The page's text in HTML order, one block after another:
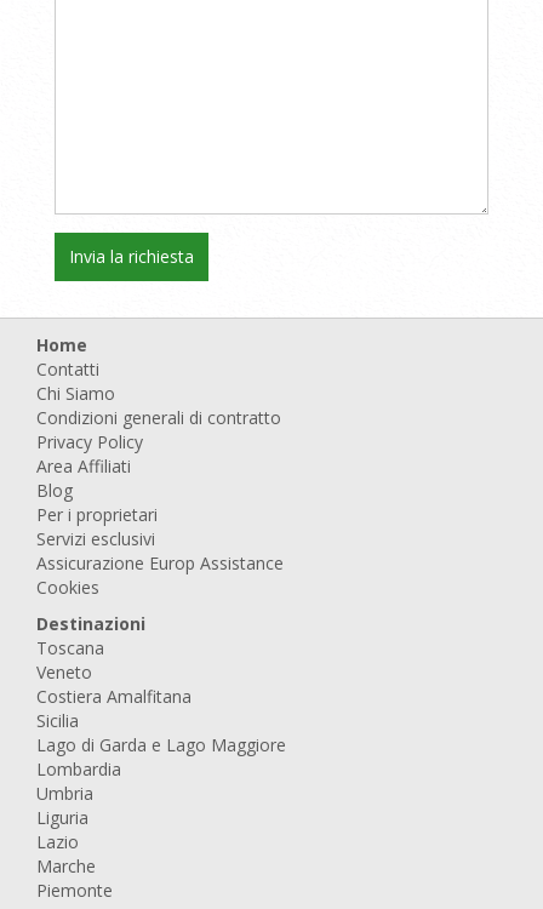
Home
Contatti
Chi Siamo
Condizioni generali di contratto
Privacy Policy
Area Affiliati
Blog
Per i proprietari
Servizi esclusivi
Assicurazione Europ Assistance
Cookies
Destinazioni
Toscana
Veneto
Costiera Amalfitana
Sicilia
Lago di Garda e Lago Maggiore
Lombardia
Umbria
Liguria
Lazio
Marche
Piemonte